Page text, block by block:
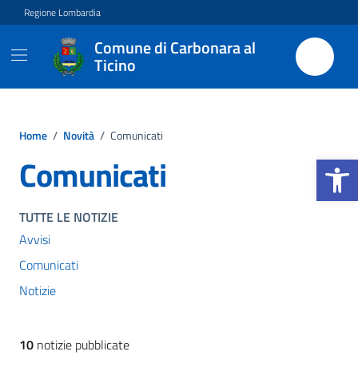
Vai ai contenuti
Vai al footer
Regione Lombardia
Comune di Carbonara al
Ticino
Home / Novità / Comunicati
Comunicati
TUTTE LE NOTIZIE
Avvisi
Comunicati
Notizie
10 notizie pubblicate
Apri la